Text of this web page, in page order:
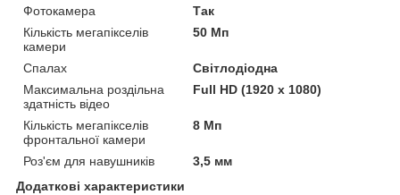
Фотокамера
Так
Кількість мегапікселів
камери
50 Мп
Спалах
Світлодіодна
Максимальна роздільна
здатність відео
Full HD (1920 x 1080)
Кількість мегапікселів
фронтальної камери
8 Мп
Роз'єм для навушників
3,5 мм
Додаткові характеристики